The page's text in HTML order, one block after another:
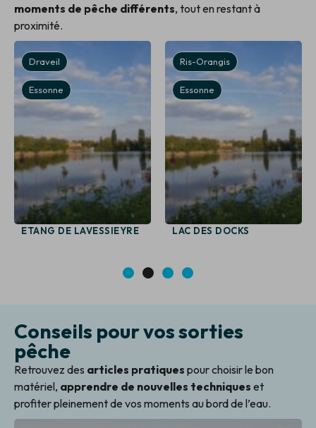
moments de pêche différents, tout en restant à
proximité.
Draveil
Essonne
ETANG DE LAVESSIEYRE
Ris-Orangis
Essonne
LAC DES DOCKS
3 4
Conseils pour vos sorties
pêche
Retrouvez des articles pratiques pour choisir le bon
matériel, apprendre de nouvelles techniques et
profiter pleinement de vos moments au bord de l’eau.